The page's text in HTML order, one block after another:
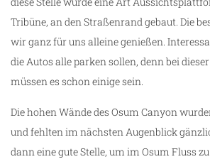
Tribüne, an den Straßenrand gebaut. Die
wir ganz für uns alleine genießen.
die Autos alle parken sollen, denn bei
müssen es schon einige sein.
Die hohen Wände des Osum Canyon
und fehlten im nächsten Augenblick
dann eine gute Stelle, um im Osum Fluss